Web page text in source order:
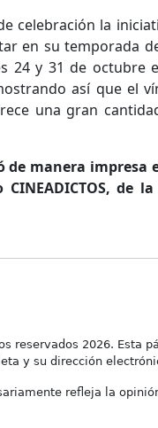
celebración la
en su temporada
24 y 31 de octubre
así que el
una gran
de manera impresa
de
reservados 2026. Esta
y su dirección
refleja la